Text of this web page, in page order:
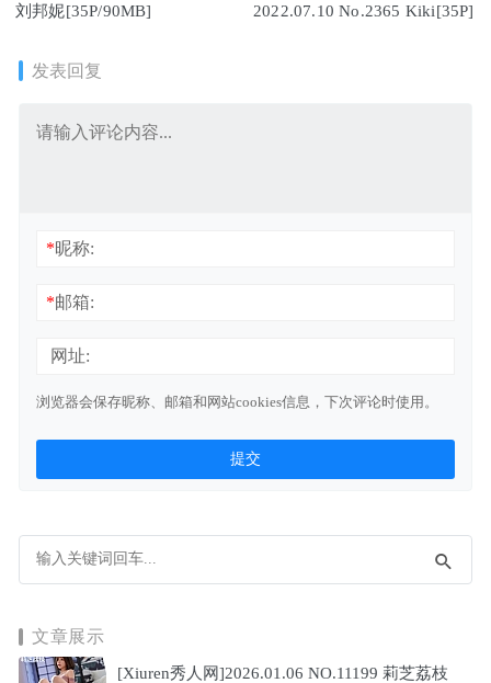
刘邦妮[35P/90MB]
2022.07.10 No.2365 Kiki[35P]
发表回复
*昵称:
*邮箱:
网址:
浏览器会保存昵称、邮箱和网站cookies信息，下次评论时使用。
文章展示
[Xiuren秀人网]2026.01.06 NO.11199 莉芝荔枝